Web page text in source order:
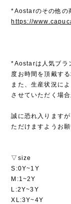
*Aostarのその他の
https://
*Aostarは人気ブラ
度お時間を頂戴す
また、生産状況に
させていただく場合
誠に恐れ入ります
ただけますようお願
▽size
S:0Y~1Y
M:1~2Y
L:2Y~3Y
XL:3Y~4Y